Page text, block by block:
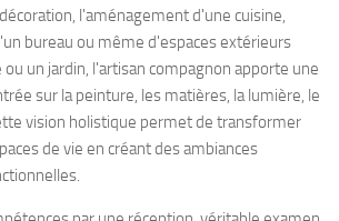
l'aménagement d'une cuisine,
bureau ou même d'espaces extérieurs
un jardin, l'artisan compagnon apporte une
sur la peinture, les matières, la lumière, le
vision holistique permet de transformer
de vie en créant des ambiances